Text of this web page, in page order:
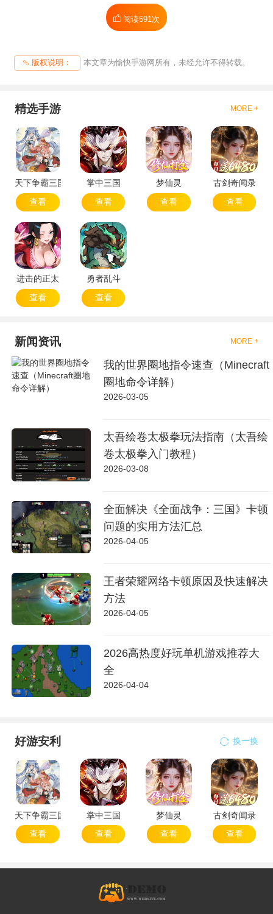
阅读591次
版权说明： 本文章为愉快手游网所有，未经允许不得转载。
精选手游 MORE +
天下争霸三国志
查看
掌中三国
查看
梦仙灵
查看
古剑奇闻录
查看
进击的正太
查看
勇者乱斗
查看
新闻资讯 MORE +
我的世界圈地指令速查（Minecraft
圈地命令详解）
2026-03-05
太吾绘卷太极拳玩法指南（太吾绘
卷太极拳入门教程）
2026-03-08
全面解决《全面战争：三国》卡顿
问题的实用方法汇总
2026-04-05
王者荣耀网络卡顿原因及快速解决
方法
2026-04-05
2026高热度好玩单机游戏推荐大
全
2026-04-04
好游安利 换一换
天下争霸三国志
查看
掌中三国
查看
梦仙灵
查看
古剑奇闻录
查看